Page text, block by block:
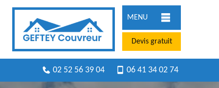
MENU
Devis gratuit
02 52 56 39 04 06 41 34 02 74